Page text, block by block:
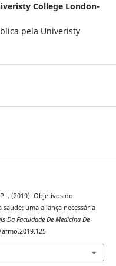
College London-
pela Univeristy
. (2019). Objetivos do
uma aliança necessária
Da Faculdade De Medicina De